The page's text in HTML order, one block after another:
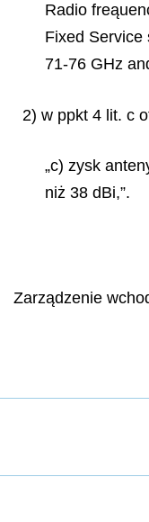
Radio freą
Fixed Service
71-76 GHz
2) w ppkt 4 lit. c
„c) zysk
niż 38 dBi,”.
Zarządzenie